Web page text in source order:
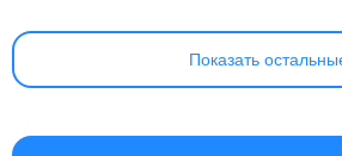
Показать